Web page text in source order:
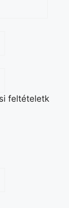
feltételetk